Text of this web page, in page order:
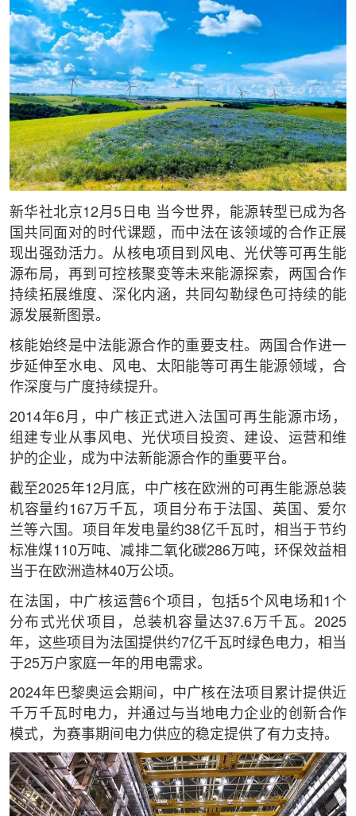
新华社北京12月5日电 当今世界，能源转型已成为各
国共同面对的时代课题，而中法在该领域的合作正展
现出强劲活力。从核电项目到风电、光伏等可再生能
源布局，再到可控核聚变等未来能源探索，两国合作
持续拓展维度、深化内涵，共同勾勒绿色可持续的能
源发展新图景。
核能始终是中法能源合作的重要支柱。两国合作进一
步延伸至水电、风电、太阳能等可再生能源领域，合
作深度与广度持续提升。
2014年6月，中广核正式进入法国可再生能源市场，
组建专业从事风电、光伏项目投资、建设、运营和维
护的企业，成为中法新能源合作的重要平台。
截至2025年12月底，中广核在欧洲的可再生能源总装
机容量约167万千瓦，项目分布于法国、英国、爱尔
兰等六国。项目年发电量约38亿千瓦时，相当于节约
标准煤110万吨、减排二氧化碳286万吨，环保效益相
当于在欧洲造林40万公顷。
在法国，中广核运营6个项目，包括5个风电场和1个
分布式光伏项目，总装机容量达37.6万千瓦。2025
年，这些项目为法国提供约7亿千瓦时绿色电力，相当
于25万户家庭一年的用电需求。
2024年巴黎奥运会期间，中广核在法项目累计提供近
千万千瓦时电力，并通过与当地电力企业的创新合作
模式，为赛事期间电力供应的稳定提供了有力支持。